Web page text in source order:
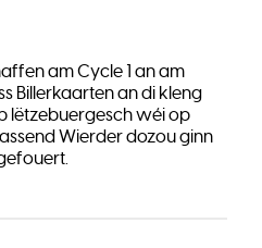
am Cycle 1 an am
Billerkaarten an di kleng
lëtzebuergesch wéi op
Wierder dozou ginn